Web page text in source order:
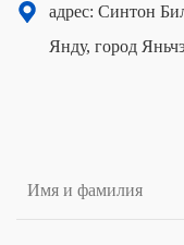
адрес: Синтон
Янду, город